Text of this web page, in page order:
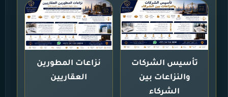
تأسيس الشركات
والنزاعات بين
الشركاء
نزاعات المطورين
العقاريين